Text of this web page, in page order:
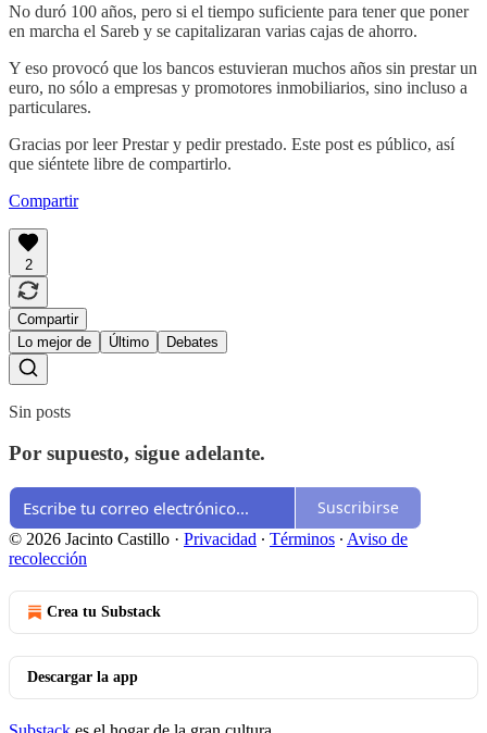
No duró 100 años, pero si el tiempo suficiente para tener que poner
en marcha el Sareb y se capitalizaran varias cajas de ahorro.
Y eso provocó que los bancos estuvieran muchos años sin prestar un
euro, no sólo a empresas y promotores inmobiliarios, sino incluso a
particulares.
Gracias por leer Prestar y pedir prestado. Este post es público, así
que siéntete libre de compartirlo.
Compartir
2
Compartir
Lo mejor de
Último Debates
Sin posts
Por supuesto, sigue adelante.
Suscribirse
© 2026 Jacinto Castillo · Privacidad ∙ Términos ∙ Aviso de
recolección
Crea tu Substack
Descargar la app